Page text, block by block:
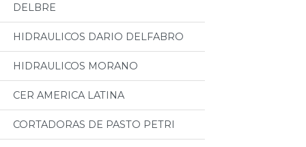
DELBRE
HIDRAULICOS DARIO DELFABRO
HIDRAULICOS MORANO
CER AMERICA LATINA
CORTADORAS DE PASTO PETRI